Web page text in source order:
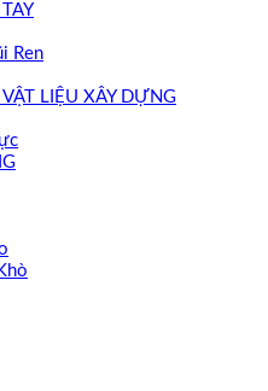
Ren
LIỆU XÂY DỰNG